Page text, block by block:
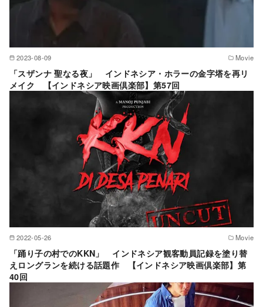
2023-08-09 Movie
「スザンナ 聖なる夜」 インドネシア・ホラーの金字塔を再リ
メイク 【インドネシア映画倶楽部】第57回
2022-05-26 Movie
「踊り子の村でのKKN」 インドネシア観客動員記録を塗り替
えロングランを続ける話題作 【インドネシア映画倶楽部】第
40回